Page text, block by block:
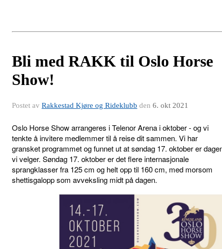
Bli med RAKK til Oslo Horse
Show!
Postet av Rakkestad Kjøre og Rideklubb den 6. okt 2021
Oslo Horse Show arrangeres i Telenor Arena i oktober - og vi
tenkte å invitere medlemmer til å reise dit sammen. Vi har
gransket programmet og funnet ut atsøndag 17. oktober er
vi velger. Søndag 17. oktober er det flere internasjonale
sprangklasser fra 125 cm og helt opp til 160 cm, med morsom
shettisgalopp som avveksling midt på dagen.